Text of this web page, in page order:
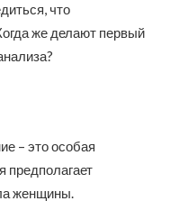
что
же делают первый
– это особая
предполагает
женщины.